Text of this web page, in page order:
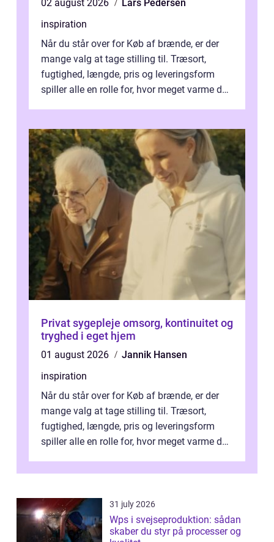
02 august 2026
Lars Pedersen
inspiration
Når du står over for Køb af brænde, er der
mange valg at tage stilling til. Træsort,
fugtighed, længde, pris og leveringsform
spiller alle en rolle for, hvor meget varme du
Privat sygepleje omsorg, kontinuitet og
tryghed i eget hjem
01 august 2026
Jannik Hansen
inspiration
Når du står over for Køb af brænde, er der
mange valg at tage stilling til. Træsort,
fugtighed, længde, pris og leveringsform
spiller alle en rolle for, hvor meget varme du
31 july 2026
Wps i svejseproduktion: sådan
skaber du styr på processer og